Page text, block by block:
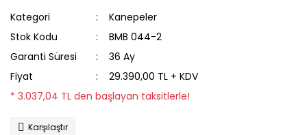
Kategori
Kanepeler
Stok Kodu
BMB 044-2
Garanti Süresi
36 Ay
Fiyat
29.390,00 TL + KDV
* 3.037,04 TL den başlayan taksitlerle!
Karşılaştır